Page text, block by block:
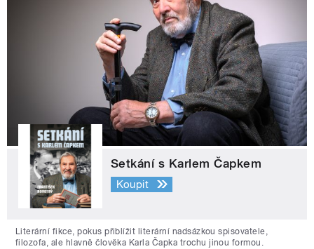
Setkání s Karlem Čapkem
Koupit
Literární fikce, pokus přiblížit literární nadsázkou spisovatele,
filozofa, ale hlavně člověka Karla Čapka trochu jinou formou.